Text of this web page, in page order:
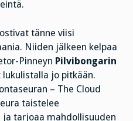
tänne viisi
Niiden jälkeen kelpaa
Pinneyn Pilvibongarin
lukulistalla jo pitkään.
– The Cloud
taistelee
tarjoaa mahdollisuuden